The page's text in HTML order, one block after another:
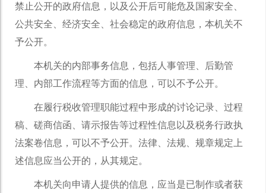
禁止公开的政府信息，以及公开后可能危及国家安全、
公共安全、经济安全、社会稳定的政府信息，本机关不
予公开。
本机关的内部事务信息，包括人事管理、后勤管
理、内部工作流程等方面的信息，可以不予公开。
在履行税收管理职能过程中形成的讨论记录、过程
稿、磋商信函、请示报告等过程性信息以及税务行政执
法案卷信息，可以不予公开。法律、法规、规章规定上
述信息应当公开的，从其规定。
本机关向申请人提供的信息，应当是已制作或者获